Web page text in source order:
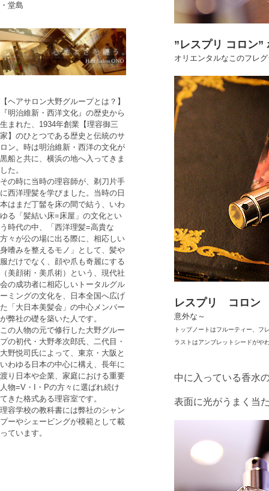
”レスプリ コロン”
オリエンタルなこのフレ
レスプリ コロン
意外な～
トップノートはフルーティー、フ
ラストはアンブレットシードがや
中に入っている香水
表面に光がうまく当
・堂島
【ヘアサロン大野グループとは？】
『明治維新・西洋文化』の歴史から
生まれた、1934年創業【理容御三
家】のひとつである歴史と伝統のサ
ロン。時は明治維新・西洋の文化が
黒船と共に、横浜の地へ入ってきま
した。
その時に当時の理容師が、剃刀片手
に西洋理髪を学びました。当時の日
本はまだ丁髷を床の間で結う、いわ
ゆる「髪結い床=床屋」の文化とい
う時代の中、「西洋理髪=高貴な
方々が公の場に出る際に、相応しい
身嗜みを整えるモノ」として、髪や
服だけでなく、顔や爪も奇麗にする
（美顔術・美爪術）という、現代社
会の成功者に相応しいトータルグル
ーミングの文化を、日本全国へ広げ
た「大日本美髪会」の中心メンバー
が弊社の礎を築いた人です。
この人物の元で修行した大野グルー
プの初代・大野孝次郎氏、二代目・
大野悦司氏によって、東京・大阪と
いわゆる日本の中心に構え、長年に
渡り日本や企業、家庭における重要
人物=V・I・Pの方々に選ばれ続け
てきた格式ある理容室です。
理容学校の教科書には弊社のシャン
プーやシェービングが模範として載
っています。